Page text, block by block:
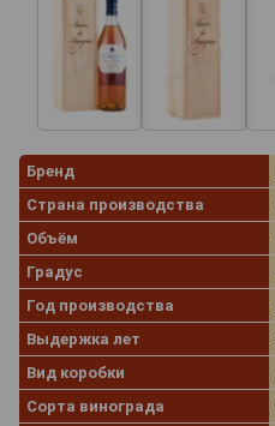
Бренд
Страна производства
Объём
Градус
Год производства
Выдержка лет
Вид коробки
Сорта винограда